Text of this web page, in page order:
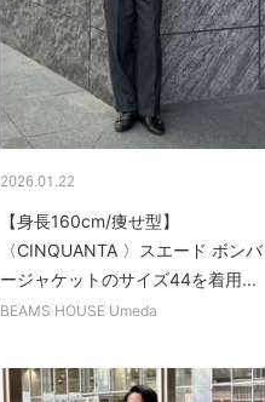
2026.01.22
【身長160cm/痩せ型】
〈CINQUANTA 〉スエード ボンバ
ージャケットのサイズ44を着用...
BEAMS HOUSE Umeda